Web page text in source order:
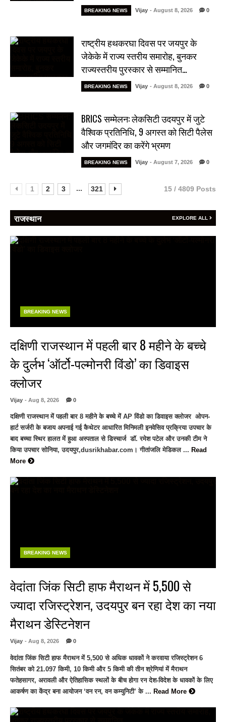
BREAKING NEWS Vijay - August 8, 2026 0
राष्ट्रीय हथकरघा दिवस पर जयपुर के
जेकेके में राज्य स्तरीय समारोह, बुनकर
राज्यस्तरीय पुरस्कार से सम्मानित…
BREAKING NEWS Vijay - August 8, 2026 0
BRICS सम्मेलन: लेकसिटी उदयपुर में जुटे
वैश्विक प्रतिनिधि, 9 अगस्त को सिटी पैलेस
और जगमंदिर का करेंगे भ्रमण
BREAKING NEWS Vijay - August 7, 2026 0
1 2 3 ... 321 15 / 4809 Posts
राजस्थान EXPLORE ALL
BREAKING NEWS
दक्षिणी राजस्थान में पहली बार 8 महीने के बच्चे
के दुर्लभ ‘ऑर्टो-पल्मोनरी विंडो’ का डिवाइस
क्लोजर
Vijay - Aug 8, 2026 0
दक्षिणी राजस्थान में पहली बार 8 महीने के बच्चे में AP विंडो का डिवाइस क्लोजर ओपन-
हार्ट सर्जरी के बजाय अपनाई गई कैथेटर आधारित मिनिमली इनवेसिव प्रक्रिया उपचार के
बाद बच्चा स्थिर हालत में हुआ अस्पताल से डिस्चार्ज डॉ. रमेश पटेल और उनकी टीम ने
किया उपचार सोनिया, उदयपुर,dusrikhabar.com। गीतांजलि मेडिकल ... Read
More
BREAKING NEWS
वेदांता जिंक सिटी हाफ मैराथन में 5,500 से
ज्यादा रजिस्ट्रेशन, उदयपुर बन रहा देश का नया
मैराथन डेस्टिनेशन
Vijay - Aug 8, 2026 0
वेदांता जिंक सिटी हाफ मैराथन में 5,500 से अधिक धावकों ने करवाया रजिस्ट्रेशन 6
सितंबर को 21.097 किमी, 10 किमी और 5 किमी की तीन श्रेणियां में मैराथन
फतेहसागर, अरावली और ऐतिहासिक स्थलों के बीच होगा रन देश-विदेश के धावकों के लिए
आकर्षण का केंद्र बना आयोजन ‘वन रन, वन कम्युनिटी’ के ... Read More